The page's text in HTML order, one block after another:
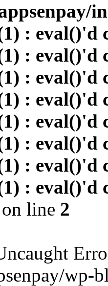
: eval()'d
: eval()'d
: eval()'d
: eval()'d
: eval()'d
: eval()'d
: eval()'d
: eval()'d
on line 2
wp-